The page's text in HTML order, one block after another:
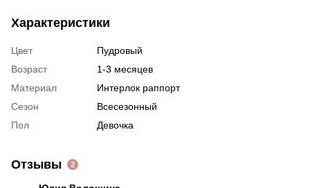
Характеристики
Цвет
Пудровый
Возраст
1-3 месяцев
Материал
Интерлок раппорт
Сезон
Всесезонный
Пол
Девочка
Отзывы 2